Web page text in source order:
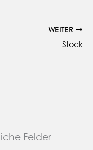
WEITER
Stock
Felder